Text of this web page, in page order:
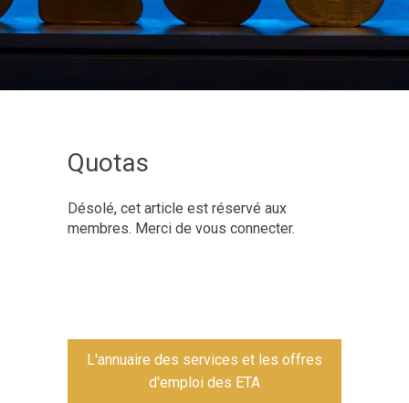
Quotas
Désolé, cet article est réservé aux
membres. Merci de vous connecter.
L'annuaire des services et les offres
d'emploi des ETA